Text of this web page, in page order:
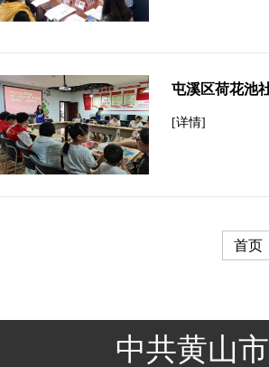
屯溪区荷花池
[详情]
首页
中共黄山